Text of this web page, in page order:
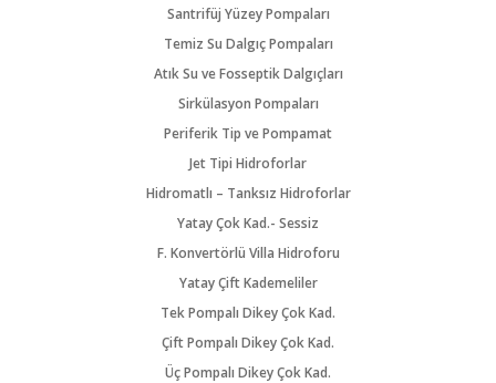
Santrifüj Yüzey Pompaları
Temiz Su Dalgıç Pompaları
Atık Su ve Fosseptik Dalgıçları
Sirkülasyon Pompaları
Periferik Tip ve Pompamat
Jet Tipi Hidroforlar
Hidromatlı – Tanksız Hidroforlar
Yatay Çok Kad.- Sessiz
F. Konvertörlü Villa Hidroforu
Yatay Çift Kademeliler
Tek Pompalı Dikey Çok Kad.
Çift Pompalı Dikey Çok Kad.
Üç Pompalı Dikey Çok Kad.